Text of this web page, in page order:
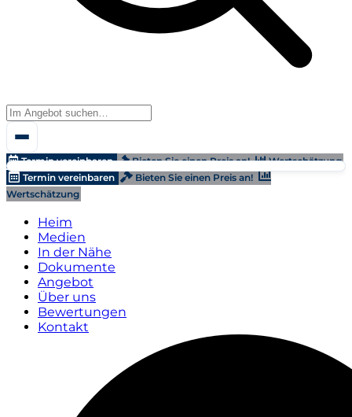
Termin vereinbaren Bieten Sie einen Preis an!
Wertschätzung
Termin vereinbaren
Bieten Sie einen Preis an!
Wertschätzung
Heim
Medien
In der Nähe
Dokumente
Angebot
Über uns
Bewertungen
Kontakt